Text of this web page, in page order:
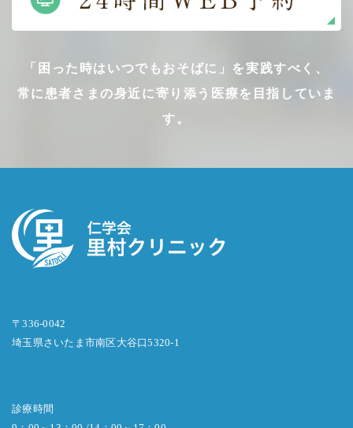
「困った時はいつでもおそばに」を実践すべく、
常に患者さまの身近に寄り添う医療を目指していま
す。
〒336-0042
埼玉県さいたま市南区大谷口5320-1
診療時間